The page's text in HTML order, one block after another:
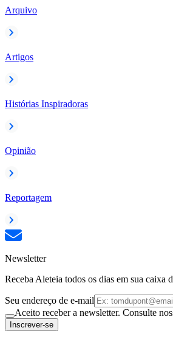
Arquivo
Artigos
Histórias Inspiradoras
Opinião
Reportagem
Newsletter
Receba Aleteia todos os dias em sua caixa
Seu endereço de e-mail
Aceito receber a newsletter. Consulte
Inscrever-se